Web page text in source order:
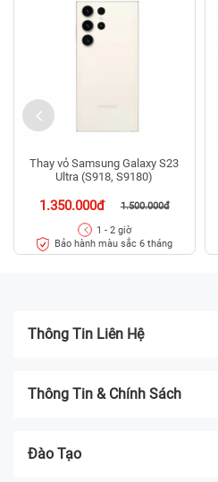
Thay vỏ Samsung Galaxy S23
Ultra (S918, S9180)
1.350.000đ 1.500.000đ
1 - 2 giờ
Bảo hành màu sắc 6 tháng
Thông Tin Liên Hệ
Thông Tin & Chính Sách
Đào Tạo